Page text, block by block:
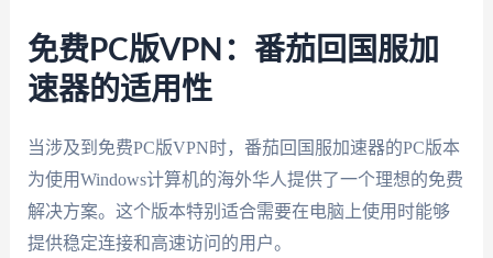
免费PC版VPN：番茄回国服加
速器的适用性
当涉及到免费PC版VPN时，番茄回国服加速器的PC版本
为使用Windows计算机的海外华人提供了一个理想的免费
解决方案。这个版本特别适合需要在电脑上使用时能够
提供稳定连接和高速访问的用户。